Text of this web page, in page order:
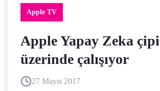
Apple TV
Apple Yapay Zeka çipi
üzerinde çalışıyor
27 Mayıs 2017